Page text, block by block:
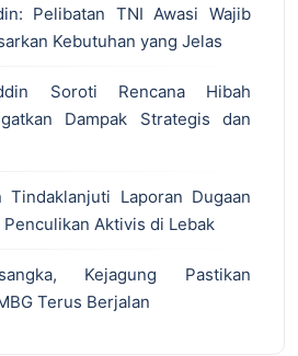
Pelibatan TNI Awasi Wajib
Kebutuhan yang Jelas
Soroti Rencana Hibah
Dampak Strategis dan
Tindaklanjuti Laporan Dugaan
Aktivis di Lebak
Kejagung Pastikan
Terus Berjalan